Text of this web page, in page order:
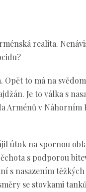
realita.
Opět to má na
Je to válka s
Arménů v
útok na spornou
s podporou
s nasazením
se stovkami